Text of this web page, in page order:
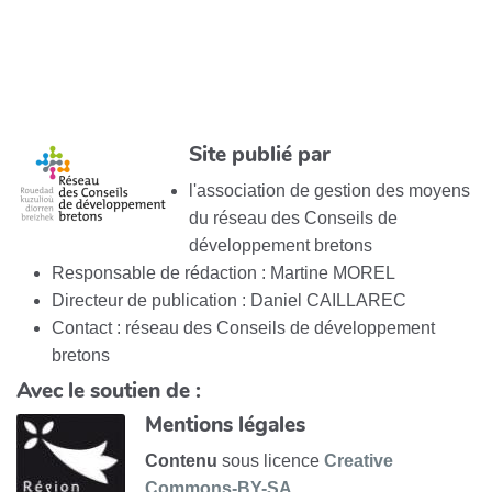
Site publié par
l'association de gestion des moyens
du réseau des Conseils de
développement bretons
Responsable de rédaction : Martine MOREL
Directeur de publication : Daniel CAILLAREC
Contact : réseau des Conseils de développement
bretons
Avec le soutien de :
Mentions légales
Contenu sous licence Creative